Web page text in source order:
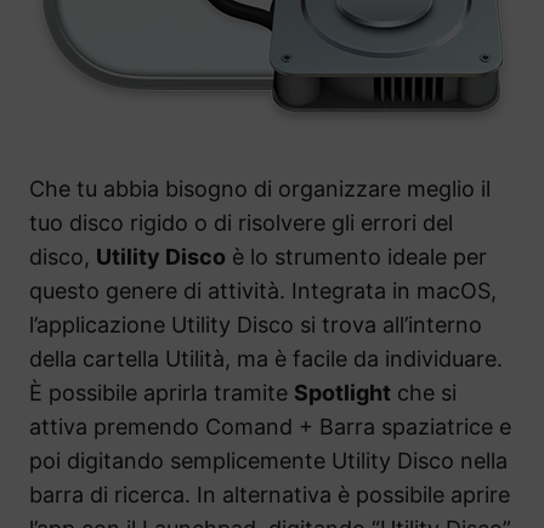
Che tu abbia bisogno di organizzare meglio il
tuo disco rigido o di risolvere gli errori del
disco, Utility Disco è lo strumento ideale per
questo genere di attività. Integrata in macOS,
l’applicazione Utility Disco si trova all’interno
della cartella Utilità, ma è facile da individuare.
È possibile aprirla tramite Spotlight che si
attiva premendo Comand + Barra spaziatrice e
poi digitando semplicemente Utility Disco nella
barra di ricerca. In alternativa è possibile aprire